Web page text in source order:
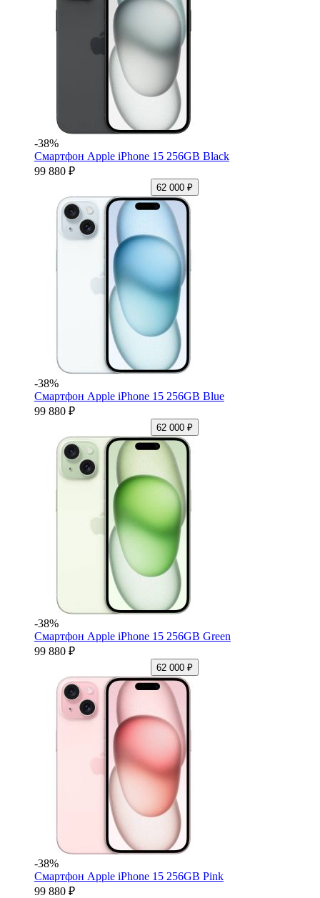
-38%
Смартфон Apple iPhone 15 256GB Black
99 880 ₽
62 000 ₽
-38%
Смартфон Apple iPhone 15 256GB Blue
99 880 ₽
62 000 ₽
-38%
Смартфон Apple iPhone 15 256GB Green
99 880 ₽
62 000 ₽
-38%
Смартфон Apple iPhone 15 256GB Pink
99 880 ₽